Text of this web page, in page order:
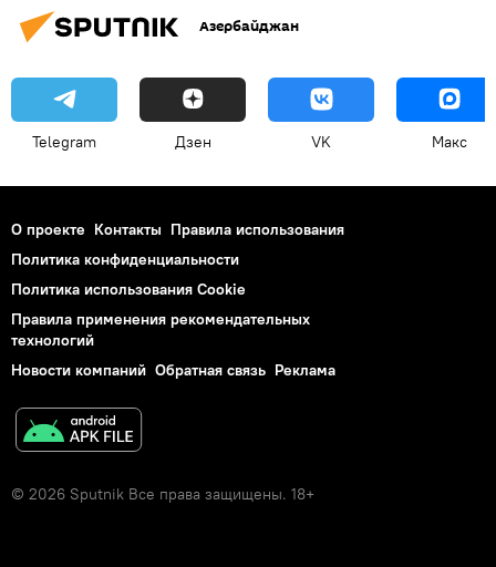
Азербайджан
Telegram Дзен VK Макс
О проекте Контакты Правила использования
Политика конфиденциальности
Политика использования Cookie
Правила применения рекомендательных
технологий
Новости компаний Обратная связь Реклама
© 2026 Sputnik Все права защищены. 18+